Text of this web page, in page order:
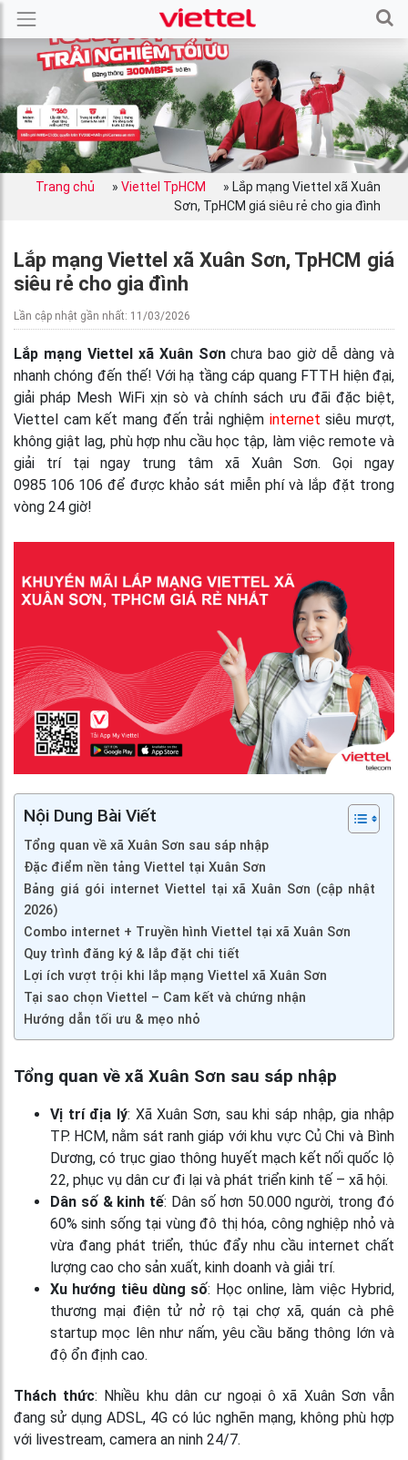
Trang chủ » Viettel TpHCM » Lắp mạng Viettel xã Xuân
Sơn, TpHCM giá siêu rẻ cho gia đình
Lắp mạng Viettel xã Xuân Sơn, TpHCM giá
siêu rẻ cho gia đình
Lần cập nhật gần nhất: 11/03/2026
Lắp mạng Viettel xã Xuân Sơnchưa bao giờ dễ dàng và
nhanh chóng đến thế! Với hạ tầng cáp quang FTTH hiện đại,
giải pháp Mesh WiFi xịn sò và chính sách ưu đãi đặc biệt,
Viettel cam kết mang đến trải nghiệm internet siêu mượt,
không giật lag, phù hợp nhu cầu học tập, làm việc remote và
giải trí tại ngay trung tâm xã Xuân Sơn. Gọi ngay
0985 106 106 để được khảo sát miễn phí và lắp đặt trong
vòng 24 giờ!
Nội Dung Bài Viết
Tổng quan về xã Xuân Sơn sau sáp nhập
Đặc điểm nền tảng Viettel tại Xuân Sơn
Bảng giá gói internet Viettel tại xã Xuân Sơn (cập nhật
2026)
Combo internet + Truyền hình Viettel tại xã Xuân Sơn
Quy trình đăng ký & lắp đặt chi tiết
Lợi ích vượt trội khi lắp mạng Viettel xã Xuân Sơn
Tại sao chọn Viettel – Cam kết và chứng nhận
Hướng dẫn tối ưu & mẹo nhỏ
Tổng quan về xã Xuân Sơn sau sáp nhập
Vị trí địa lý: Xã Xuân Sơn, sau khi sáp nhập, gia nhập
TP. HCM, nằm sát ranh giáp với khu vực Củ Chi và Bình
Dương, có trục giao thông huyết mạch kết nối quốc lộ
22, phục vụ dân cư đi lại và phát triển kinh tế – xã hội.
Dân số & kinh tế: Dân số hơn 50.000 người, trong đó
60% sinh sống tại vùng đô thị hóa, công nghiệp nhỏ và
vừa đang phát triển, thúc đẩy nhu cầu internet chất
lượng cao cho sản xuất, kinh doanh và giải trí.
Xu hướng tiêu dùng số: Học online, làm việc Hybrid,
thương mại điện tử nở rộ tại chợ xã, quán cà phê
startup mọc lên như nấm, yêu cầu băng thông lớn và
độ ổn định cao.
Thách thức: Nhiều khu dân cư ngoại ô xã Xuân Sơn vẫn
đang sử dụng ADSL, 4G có lúc nghẽn mạng, không phù hợp
với livestream, camera an ninh 24/7.